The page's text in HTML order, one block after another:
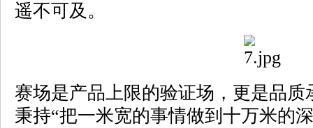
遥不可及。
赛场是产品上限的验证场，更是品质
秉持“把一米宽的事情做到十万米的